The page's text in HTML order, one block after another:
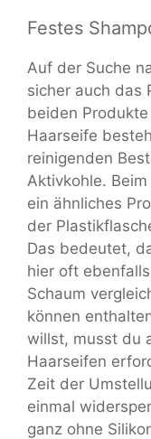
Festes
Auf der Suche
sicher auch das
beiden
Haarseife
reinigenden
Aktivkohle.
ein ähnliches
der
Das bedeutet,
hier oft
Schaum
können
willst, musst du
Haarseifen
Zeit der
einmal
ganz ohne